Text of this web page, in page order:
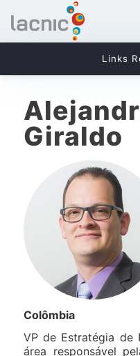
Giraldo
Colômbia
VP de Estratégia de
área responsável
Links